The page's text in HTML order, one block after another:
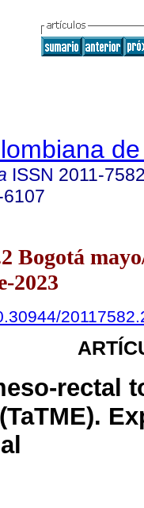
ISSN 2011-
Bogotá
2023
rectal